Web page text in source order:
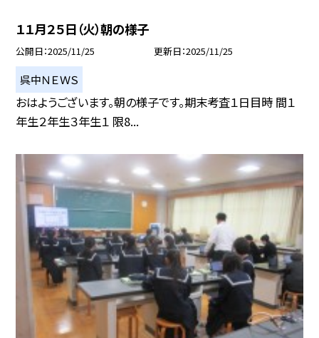
１１月２５日（火）朝の様子
公開日 2025/11/25 更新日 2025/11/25
呉中ＮＥＷＳ
おはようございます。朝の様子です。期末考査１日目時 間１
年生２年生３年生１ 限8...